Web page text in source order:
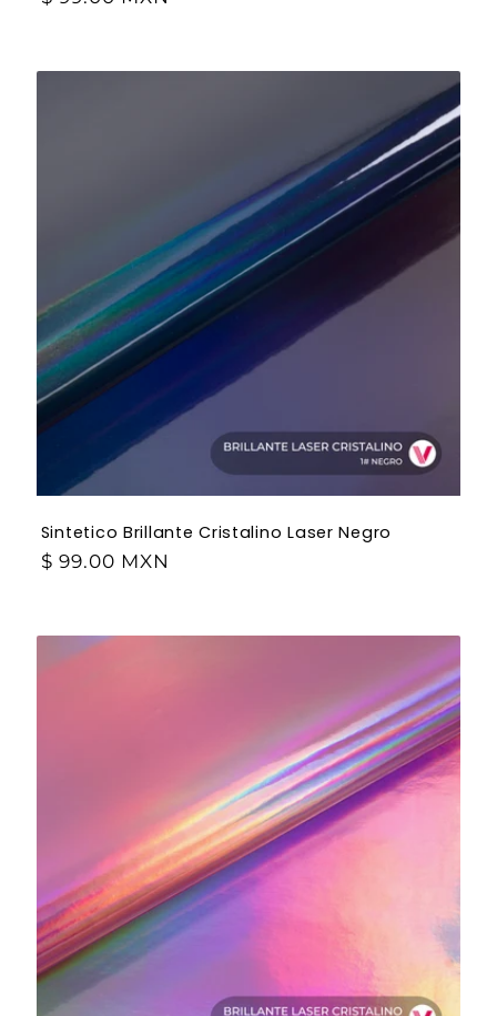
Sintetico Brillante Cristalino Laser Negro
$ 99.00 MXN